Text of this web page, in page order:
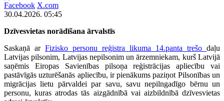
Facebook X.com
30.04.2026. 05:45
Dzīvesvietas norādīšana ārvalstīs
Saskaņā ar Fizisko personu reģistra likuma 14.panta trešo daļu
Latvijas pilsonim, Latvijas nepilsonim un ārzemniekam, kurš Latvijā
saņēmis Eiropas Savienības pilsoņa reģistrācijas apliecību vai
pastāvīgās uzturēšanās apliecību, ir pienākums paziņot Pilsonības un
migrācijas lietu pārvaldei par savu, savu nepilngadīgo bērnu un
personu, kuras atrodas tās aizgādnībā vai aizbildnībā dzīvesvietas